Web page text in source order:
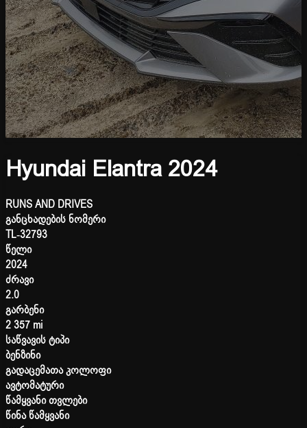
Hyundai Elantra 2024
RUNS AND DRIVES
განცხადების ნომერი
TL-32793
წელი
2024
ძრავი
2.0
გარბენი
2 357 mi
საწვავის ტიპი
ბენზინი
გადაცემათა კოლოფი
ავტომატური
წამყვანი თვლები
წინა წამყვანი